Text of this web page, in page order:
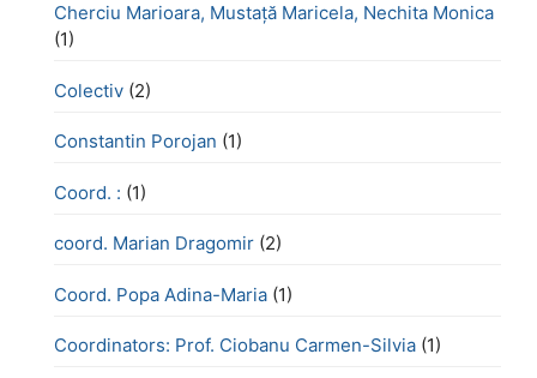
Cherciu Marioara, Mustață Maricela, Nechita Monica
(1)
Colectiv (2)
Constantin Porojan (1)
Coord. : (1)
coord. Marian Dragomir (2)
Coord. Popa Adina-Maria (1)
Coordinators: Prof. Ciobanu Carmen-Silvia (1)